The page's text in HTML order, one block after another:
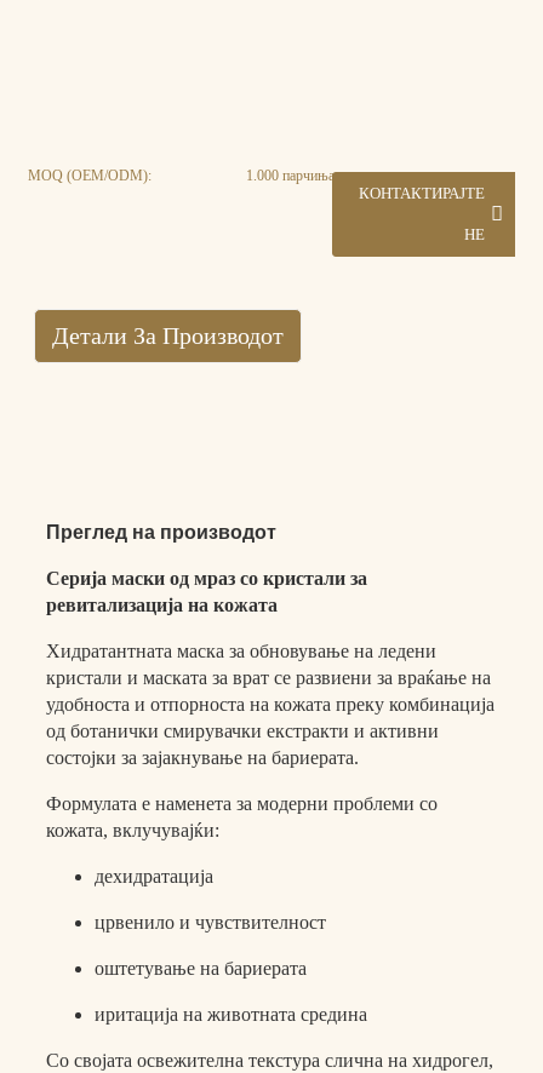
MOQ (OEM/ODM):
1.000 парчиња
КОНТАКТИРАЈТЕ
НЕ
Детали За Производот
Преглед на производот
Серија маски од мраз со кристали за
ревитализација на кожата
Хидратантната маска за обновување на ледени
кристали и маската за врат се развиени за враќање на
удобноста и отпорноста на кожата преку комбинација
од ботанички смирувачки екстракти и активни
состојки за зајакнување на бариерата.
Формулата е наменета за модерни проблеми со
кожата, вклучувајќи:
дехидратација
црвенило и чувствителност
оштетување на бариерата
иритација на животната средина
Со својата освежителна текстура слична на хидрогел,